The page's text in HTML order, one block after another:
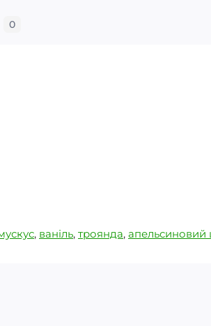
0
, ваніль, троянда, апельсиновий